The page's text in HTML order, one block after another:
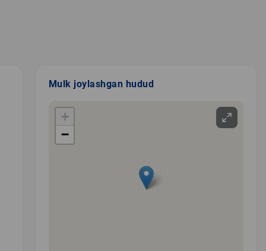
Mulk joylashgan hudud
+
−